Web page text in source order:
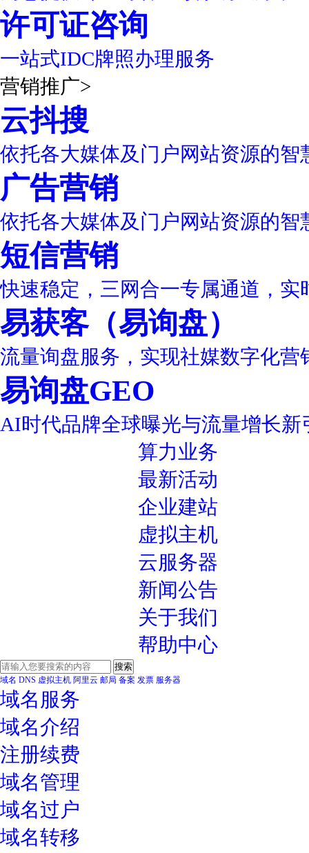
许可证咨询
一站式IDC牌照办理服务
营销推广>
云抖搜
依托各大媒体及门户网站资源的智
广告营销
依托各大媒体及门户网站资源的智
短信营销
快速稳定，三网合一专属通道，实
易获客（易询盘）
流量询盘服务，实现社媒数字化营
易询盘GEO
AI时代品牌全球曝光与流量增长新
算力业务
最新活动
企业建站
虚拟主机
云服务器
新闻公告
关于我们
帮助中心
域名 DNS 虚拟主机 阿里云 邮局 备案 发票 服务器
域名服务
域名介绍
注册续费
域名管理
域名过户
域名转移